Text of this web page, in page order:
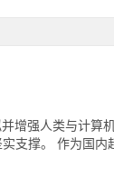
增强人类与计算
支撑。 作为国内